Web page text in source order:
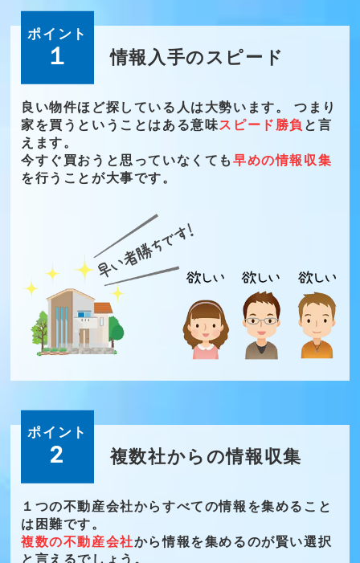
ポイント
１ 情報入手のスピード
良い物件ほど探している人は大勢います。 つまり
家を買うということはある意味スピード勝負 と言
えます。
今すぐ買おうと思っていなくても早めの情報収集
を行うことが大事です。
ポイント
2 複数社からの情報収集
１つの不動産会社からすべての情報を集めること
は困難です。
複数の不動産会社から情報を集めるのが賢い選択
と言えるでしょう。